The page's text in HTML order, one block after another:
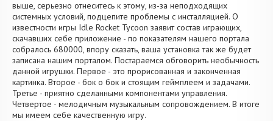
выше, серьезно отнеситесь к этому, из-за неподходящих
системных условий, подцепите проблемы с инсталляцией. О
известности игры Idle Rocket Tycoon заявит состав играющих,
скачавших себе приложение - по показателям нашего портала
собралось 680000, впору сказать, ваша установка так же будет
записана нашим порталом. Постараемся обговорить необычность
данной игрушки. Первое - это прорисованная и законченная
картинка. Второе - бок о бок и стоящим геймплеем и задачами.
Третье - приятно сделанными компонентами управления.
Четвертое - мелодичным музыкальным сопровождением. В итоге
мы имеем себе качественную игру.